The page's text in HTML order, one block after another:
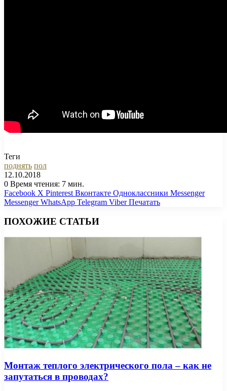
Теги
поднять пол
12.10.2018
0 Время чтения: 7 мин.
Facebook X Pinterest Вконтакте Одноклассники Messenger
Messenger WhatsApp Telegram Viber Печатать
ПОХОЖИЕ СТАТЬИ
Монтаж теплого электрического пола – как не
запутаться в проводах?